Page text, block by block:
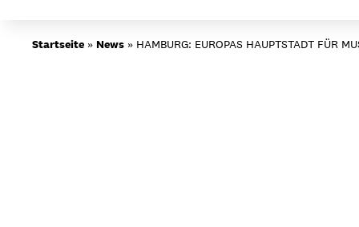
Startseite » News » HAMBURG: EUROPAS HAUPTSTADT FÜR